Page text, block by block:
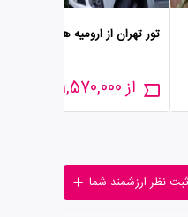
تور تهران از ارومیه هتل آپارتمان
از 21,570,000 تومان
ثبت نظر ارزشمند شما